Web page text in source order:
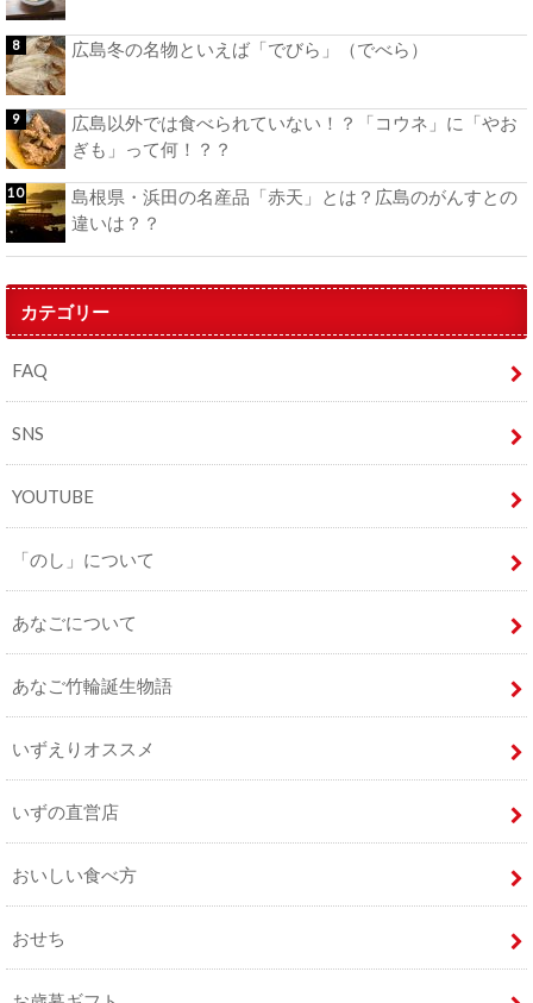
広島冬の名物といえば「でびら」（でべら）
広島以外では食べられていない！？「コウネ」に「やお
ぎも」って何！？？
島根県・浜田の名産品「赤天」とは？広島のがんすとの
違いは？？
カテゴリー
FAQ
SNS
YOUTUBE
「のし」について
あなごについて
あなご竹輪誕生物語
いずえりオススメ
いずの直営店
おいしい食べ方
おせち